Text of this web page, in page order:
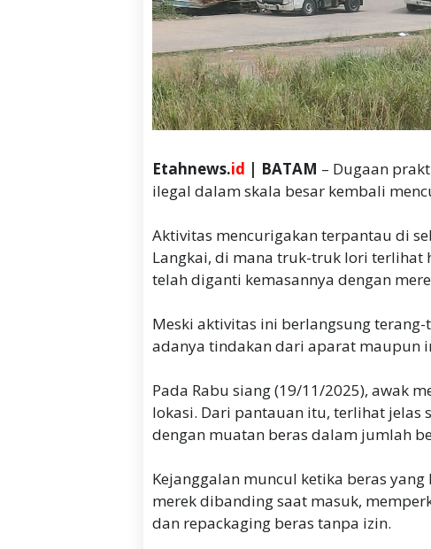
Etahnews.id | BATAM – Dugaan
ilegal dalam skala besar kembali
‎Aktivitas mencurigakan terpantau di
Langkai, di mana truk-truk lori
telah diganti kemasannya dengan
‎Meski aktivitas ini berlangsung
adanya tindakan dari aparat maupun
‎Pada Rabu siang (19/11/2025), awak
lokasi. Dari pantauan itu, terlihat
dengan muatan beras dalam jumlah
‎Kejanggalan muncul ketika beras
merek dibanding saat masuk,
dan repackaging beras tanpa izin.